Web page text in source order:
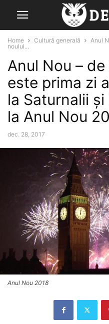
Home Cultură generală
Anul
noului...
Anul Nou –
este prima zi
la Saturnalii
la Anul Nou
dec. 28, 2017
Anul Nou 2018